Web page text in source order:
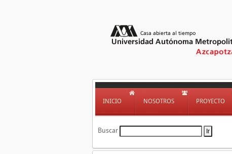
INICIO NOSOTROS PROYECTO
Buscar